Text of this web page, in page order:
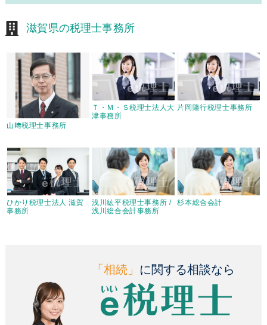
滋賀県の税理士事務所
山﨑税理士事務所
Ｔ・Ｍ・Ｓ税理士法人大
津事務所
片岡隆行税理士事務所
ひかり税理士法人 滋賀
事務所
浅川紘平税理士事務所 /
浅川総合会計事務所
杉本総合会計
「相続」 に関する相談なら